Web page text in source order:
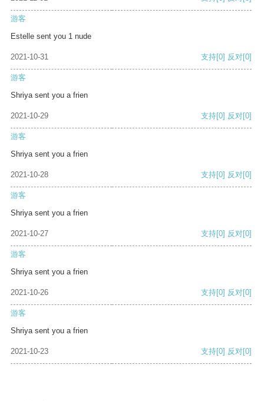
游客
Estelle sent you 1 nude
2021-10-31 支持[0] 反对[0]
游客
Shriya sent you a frien
2021-10-29 支持[0] 反对[0]
游客
Shriya sent you a frien
2021-10-28 支持[0] 反对[0]
游客
Shriya sent you a frien
2021-10-27 支持[0] 反对[0]
游客
Shriya sent you a frien
2021-10-26 支持[0] 反对[0]
游客
Shriya sent you a frien
2021-10-23 支持[0] 反对[0]